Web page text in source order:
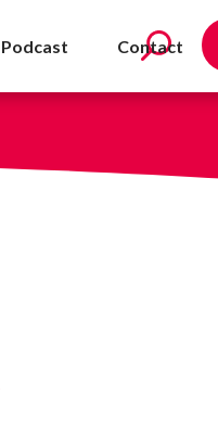
Podcast Contact